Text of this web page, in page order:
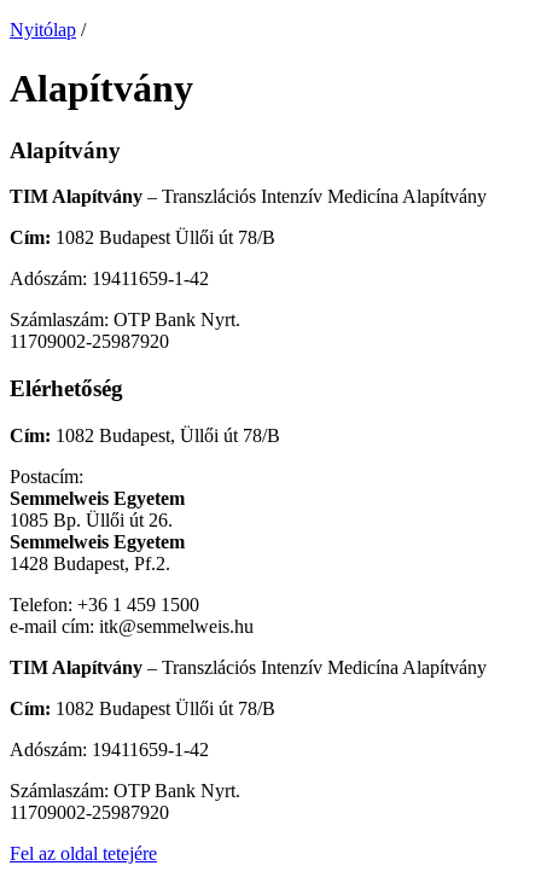
Nyitólap /
Alapítvány
Alapítvány
TIM Alapítvány – Transzlációs Intenzív Medicína Alapítvány
Cím: 1082 Budapest Üllői út 78/B
Adószám: 19411659-1-42
Számlaszám: OTP Bank Nyrt.
11709002-25987920
Elérhetőség
Cím: 1082 Budapest, Üllői út 78/B
Postacím:
Semmelweis Egyetem
1085 Bp. Üllői út 26.
Semmelweis Egyetem
1428 Budapest, Pf.2.
Telefon: +36 1 459 1500
e-mail cím: itk@semmelweis.hu
TIM Alapítvány – Transzlációs Intenzív Medicína Alapítvány
Cím: 1082 Budapest Üllői út 78/B
Adószám: 19411659-1-42
Számlaszám: OTP Bank Nyrt.
11709002-25987920
Fel az oldal tetejére